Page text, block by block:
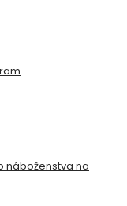
náboženstva na